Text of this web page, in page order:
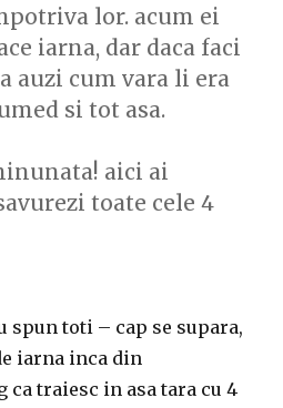
lor. acum ei
iarna, dar daca faci
auzi cum vara li era
si tot asa.
aici ai
toate cele 4
spun toti – cap se supara,
iarna inca din
ca traiesc in asa tara cu 4